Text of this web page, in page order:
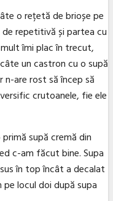
o rețetă de brioșe pe
repetitivă și partea cu
îmi plac în trecut,
un castron cu o supă
n-are rost să încep să
crutoanele, fie ele
supă cremă din
c-am făcut bine. Supa
în top încât a decalat
locul doi după supa